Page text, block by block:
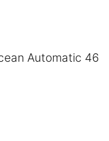
Automatic 46